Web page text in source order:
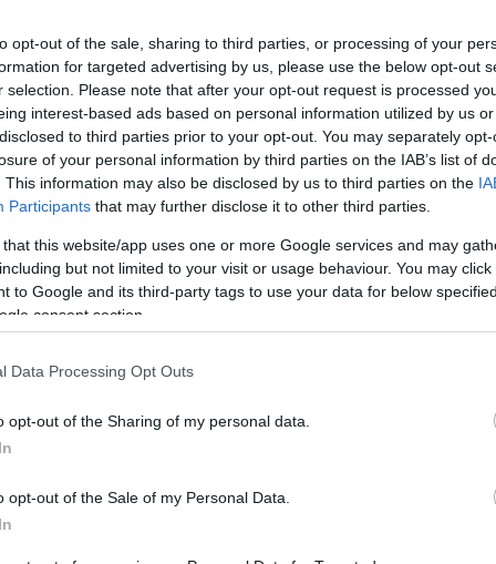
opt-out of the sale, sharing to third parties, or processing of your
for targeted advertising by us, please use the below opt-out
selection. Please note that after your opt-out request is processed
interest-based ads based on personal information utilized by us
to third parties prior to your opt-out. You may separately
of your personal information by third parties on the IAB’s list of
This information may also be disclosed by us to third parties on the
Participants that may further disclose it to other third parties.
that this website/app uses one or more Google services and may
but not limited to your visit or usage behaviour. You may
to Google and its third-party tags to use your data for below
consent section.
Data Processing Opt Outs
opt-out of the Sharing of my personal data.
opt-out of the Sale of my Personal Data.
sabiedrībā? Kā modernais cilvēks uztver
cilvēka iekšējai pārtapšanai? Kā veidojas
Atbildes uz šiem jautājumiem radīsi,
10 kinofilmām – tie ir aizkustinoši un
filmu varoņiem un izraisa katarses efektu.
stāsta par 16 gadu vecu meiteni Deboru,
pašnāvības mēģinājuma. Viņai netiek
filmas laiku Debora cieš no halucinācijām un
simptomus.